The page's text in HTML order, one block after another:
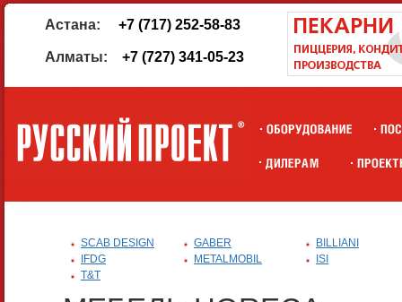
Астана: +7 (717) 252-58-83
Алматы: +7 (727) 341-05-23
SCAB DESIGN
IFDG
T&T
GABER
METALMOBIL
BILLIANI
ISI